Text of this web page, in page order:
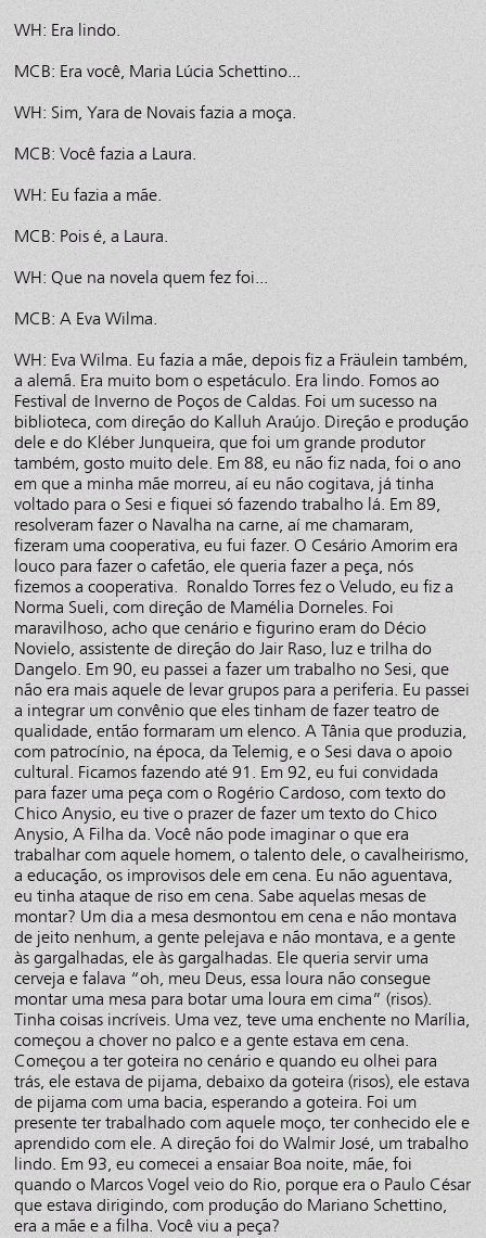
WH: Era lindo.
MCB: Era você, Maria Lúcia Schettino...
WH: Sim, Yara de Novais fazia a moça.
MCB: Você fazia a Laura.
WH: Eu fazia a mãe.
MCB: Pois é, a Laura.
WH: Que na novela quem fez foi...
MCB: A Eva Wilma.
WH: Eva Wilma. Eu fazia a mãe, depois fiz a Fräulein também,
a alemã. Era muito bom o espetáculo. Era lindo. Fomos ao
Festival de Inverno de Poços de Caldas. Foi um sucesso na
biblioteca, com direção do Kalluh Araújo. Direção e produção
dele e do Kléber Junqueira, que foi um grande produtor
também, gosto muito dele. Em 88, eu não fiz nada, foi o ano
em que a minha mãe morreu, aí eu não cogitava, já tinha
voltado para o Sesi e fiquei só fazendo trabalho lá. Em 89,
resolveram fazer o Navalha na carne, aí me chamaram,
fizeram uma cooperativa, eu fui fazer. O Cesário Amorim era
louco para fazer o cafetão, ele queria fazer a peça, nós
fizemos a cooperativa. Ronaldo Torres fez o Veludo, eu fiz a
Norma Sueli, com direção de Mamélia Dorneles. Foi
maravilhoso, acho que cenário e figurino eram do Décio
Novielo, assistente de direção do Jair Raso, luz e trilha do
Dangelo. Em 90, eu passei a fazer um trabalho no Sesi, que
não era mais aquele de levar grupos para a periferia. Eu passei
a integrar um convênio que eles tinham de fazer teatro de
qualidade, então formaram um elenco. A Tânia que produzia,
com patrocínio, na época, da Telemig, e o Sesi dava o apoio
cultural. Ficamos fazendo até 91. Em 92, eu fui convidada
para fazer uma peça com o Rogério Cardoso, com texto do
Chico Anysio, eu tive o prazer de fazer um texto do Chico
Anysio, A Filha da. Você não pode imaginar o que era
trabalhar com aquele homem, o talento dele, o cavalheirismo,
a educação, os improvisos dele em cena. Eu não aguentava,
eu tinha ataque de riso em cena. Sabe aquelas mesas de
montar? Um dia a mesa desmontou em cena e não montava
de jeito nenhum, a gente pelejava e não montava, e a gente
às gargalhadas, ele às gargalhadas. Ele queria servir uma
cerveja e falava “oh, meu Deus, essa loura não consegue
montar uma mesa para botar uma loura em cima” (risos).
Tinha coisas incríveis. Uma vez, teve uma enchente no Marília,
começou a chover no palco e a gente estava em cena.
Começou a ter goteira no cenário e quando eu olhei para
trás, ele estava de pijama, debaixo da goteira (risos), ele estava
de pijama com uma bacia, esperando a goteira. Foi um
presente ter trabalhado com aquele moço, ter conhecido ele e
aprendido com ele. A direção foi do Walmir José, um trabalho
lindo. Em 93, eu comecei a ensaiar Boa noite, mãe, foi
quando o Marcos Vogel veio do Rio, porque era o Paulo César
que estava dirigindo, com produção do Mariano Schettino,
era a mãe e a filha. Você viu a peça?